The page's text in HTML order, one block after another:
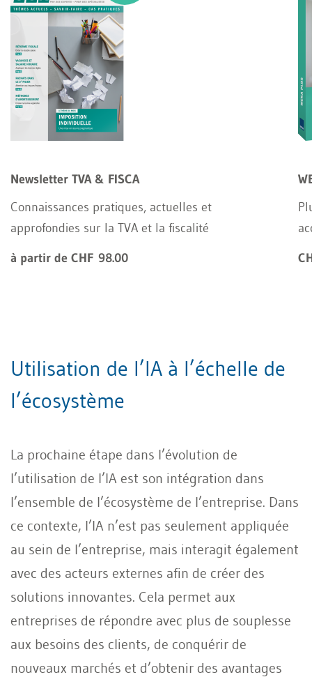
Newsletter TVA & FISCA
Connaissances pratiques, actuelles et
approfondies sur la TVA et la fiscalité
à partir de CHF 98.00
Utilisation de l’IA à l’échelle de
l’écosystème
La prochaine étape dans l’évolution de
l’utilisation de l’IA est son intégration dans
l’ensemble de l’écosystème de l’entreprise. Dans
ce contexte, l’IA n’est pas seulement appliquée
au sein de l’entreprise, mais interagit également
avec des acteurs externes afin de créer des
solutions innovantes. Cela permet aux
entreprises de répondre avec plus de souplesse
aux besoins des clients, de conquérir de
nouveaux marchés et d’obtenir des avantages